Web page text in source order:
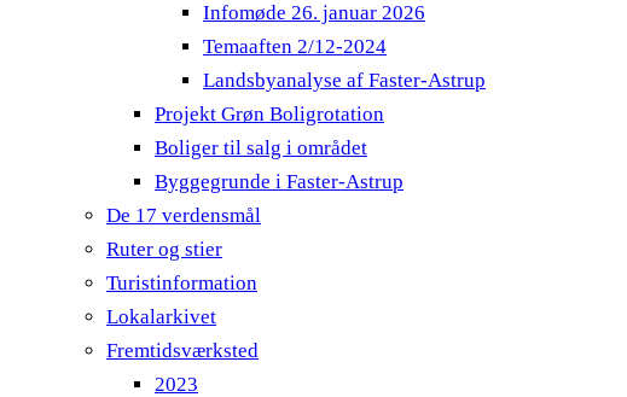
Infomøde 26. januar 2026
Temaaften 2/12-2024
Landsbyanalyse af Faster-Astrup
Projekt Grøn Boligrotation
Boliger til salg i området
Byggegrunde i Faster-Astrup
De 17 verdensmål
Ruter og stier
Turistinformation
Lokalarkivet
Fremtidsværksted
2023